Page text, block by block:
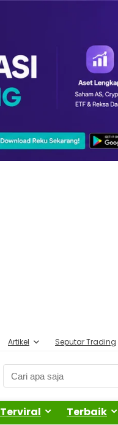
Artikel Seputar Trading
Terviral Terbaik